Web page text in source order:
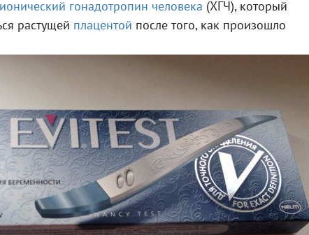
гонадотропин человека (ХГЧ), который
растущей плацентой после того, как произошло